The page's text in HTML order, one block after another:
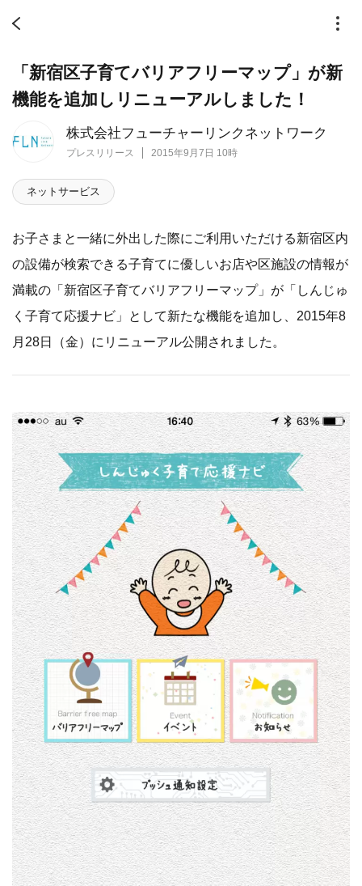
株式会社フューチャーリンクネットワーク
プレスリリース 2015年9月7日 10時
「新宿区子育てバリアフリーマップ」が新
機能を追加しリニューアルしました！
ネットサービス
お子さまと一緒に外出した際にご利用いただける新宿区内
の設備が検索できる子育てに優しいお店や区施設の情報が
満載の「新宿区子育てバリアフリーマップ」が「しんじゅ
く子育て応援ナビ」として新たな機能を追加し、2015年8
月28日（金）にリニューアル公開されました。